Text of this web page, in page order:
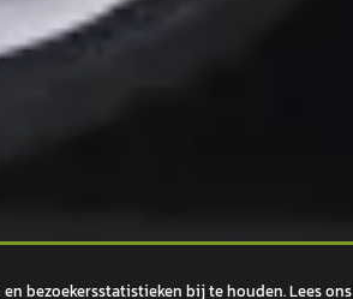
bezoekersstatistieken bij te houden. Lees ons